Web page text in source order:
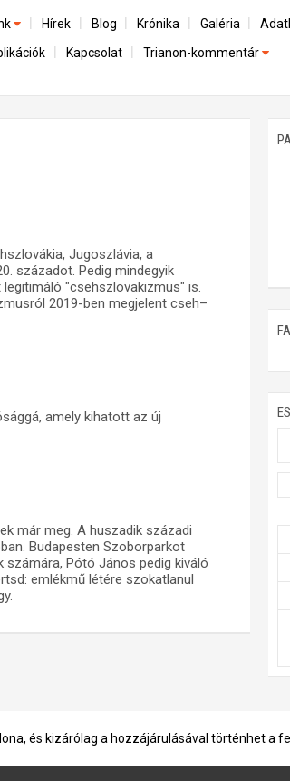
a magyar társadalom
működéséről
Hírek Blog Krónika Galéria
Kapcsolat Trianon-kommentár
Jugoszlávia, a
századot. Pedig mindegyik
"csehszlovakizmus" is.
2019-ben megjelent cseh–
amely kihatott az új
már meg. A huszadik századi
Budapesten Szoborparkot
Pótó János pedig kiváló
emlékmű létére szokatlanul
és kizárólag a hozzájárulásával történhet a